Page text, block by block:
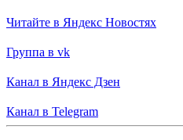
Читайте в Яндекс Новостях
Группа в vk
Канал в Яндекс Дзен
Канал в Telegram